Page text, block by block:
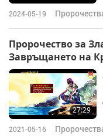
2024-05-19
Пророчество за
Завръщането на
27:29
2021-05-16